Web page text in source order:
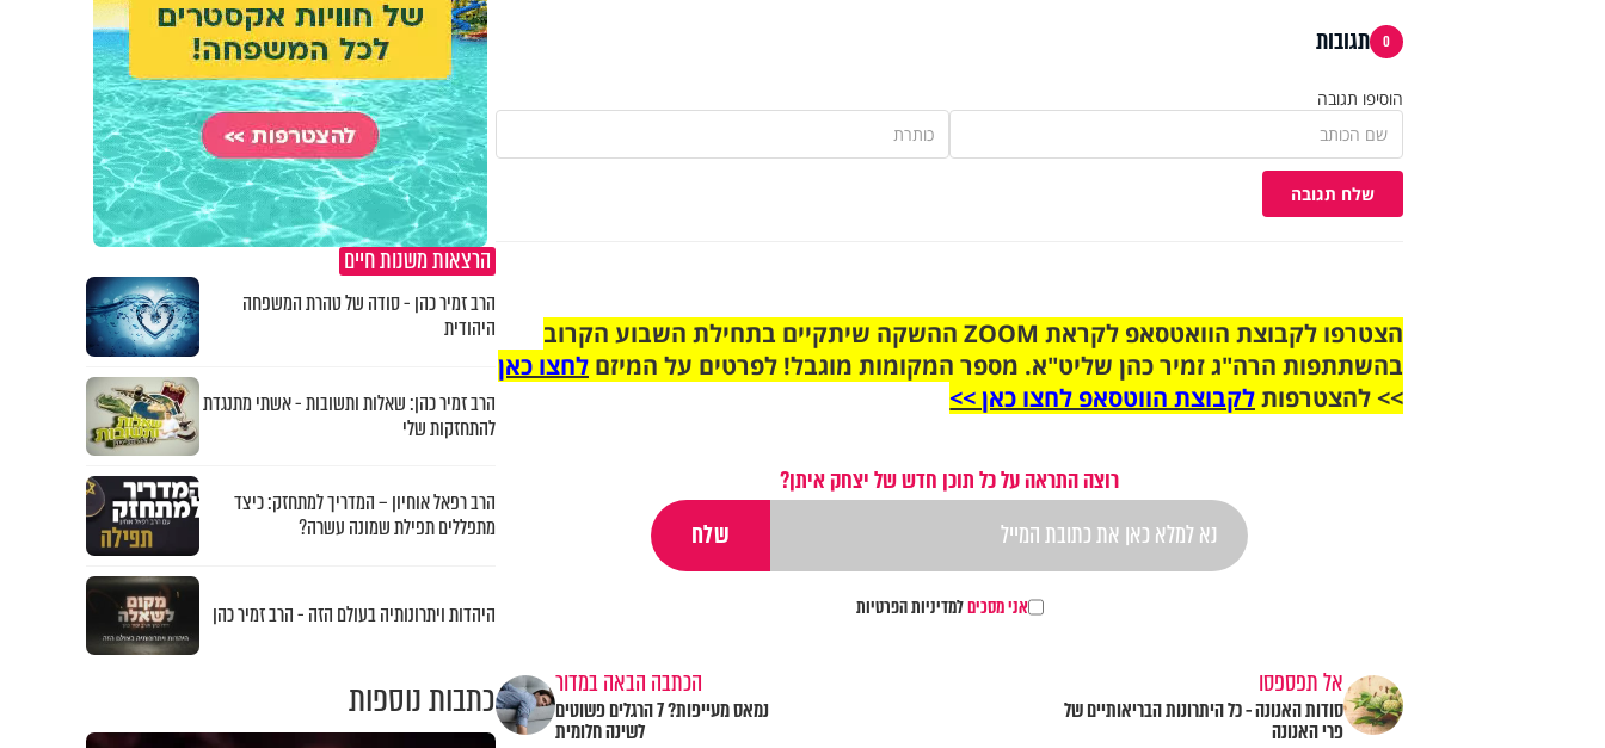
0 תגובות
הוסיפו תגובה
שלח תגובה
הצטרפו לקבוצת הוואטסאפ לקראת ZOOM ההשקה שיתקיים בתחילת השבוע הקרוב
בהשתתפות הרה"ג זמיר כהן שליט"א. מספר המקומות מוגבל! לפרטים על המיזם לחצו כאן
>> להצטרפותלקבוצת הווטסאפ לחצו כאן >>
רוצה התראה על כל תוכן חדש של יצחק איתן?
אני מסכיםלמדיניות הפרטיות
אל תפספסו
סודות האנונה - כל היתרונות הבריאותיים של
פרי האנונה
הכתבה הבאה במדור
נמאס מעייפות? 7 הרגלים פשוטים
לשינה חלומית
הרצאות משנות חיים
הרב זמיר כהן - סודה של טהרת המשפחה
היהודית
הרב זמיר כהן: שאלות ותשובות - אשתי מתנגדת
להתחזקות שלי
הרב רפאל אוחיון – המדריך למתחזק: כיצד
מתפללים תפילת שמונה עשרה?
היהדות ויתרונותיה בעולם הזה - הרב זמיר כהן
כתבות נוספות